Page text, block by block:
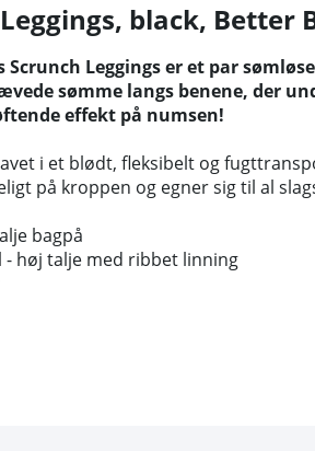
black, Better
Scrunch Leggings er et par
sømme langs benene, der
effekt på numsen!
i et blødt, fleksibelt og
på kroppen og egner sig til al
bagpå
- høj talje med ribbet linning